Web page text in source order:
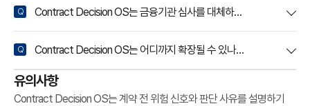
Contract Decision OS는 금융기관 심사를 대체하나요?
Contract Decision OS는 어디까지 확장될 수 있나요?
유의사항
Contract Decision OS는 계약 전 위험 신호와 판단 사유를 설명하기
g
e
n
t